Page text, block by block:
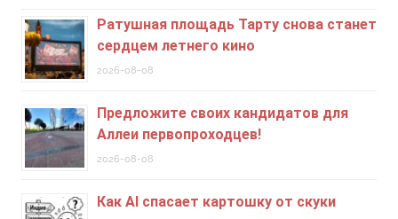
Ратушная площадь Тарту снова станет
сердцем летнего кино
2026-08-08
Предложите своих кандидатов для
Аллеи первопроходцев!
2026-08-08
Как AI спасает картошку от скуки